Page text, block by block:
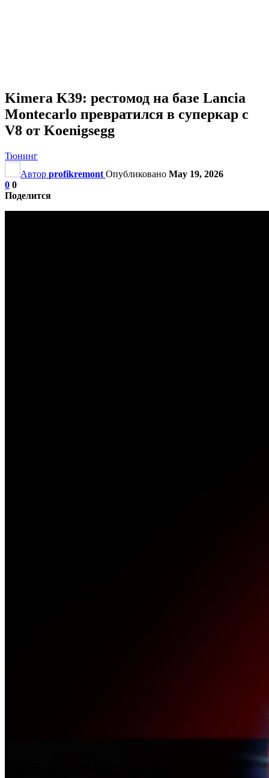
Kimera K39: рестомод на базе Lancia
Montecarlo превратился в суперкар с
V8 от Koenigsegg
Тюнинг
Автор profikremont Опубликовано May 19, 2026
0 0
Поделится